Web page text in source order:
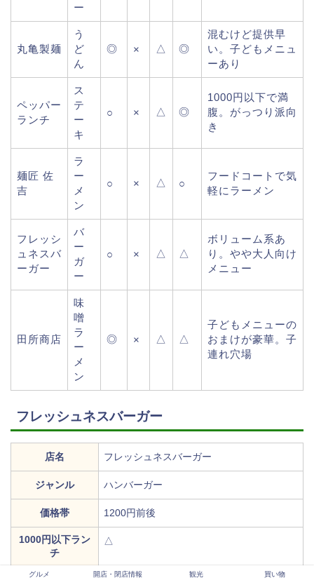
ー
丸亀製麺
う
ど
ん
◎ × △ ◎
混むけど提供早
い。子どもメニュ
ーあり
ペッパー
ランチ
ス
テ
ー
キ
○ × △ ◎
1000円以下で満
腹。がっつり派向
き
麺匠 佐
吉
ラ
ー
メ
ン
○ × △ ○
フードコートで気
軽にラーメン
フレッシ
ュネスバ
ーガー
バ
ー
ガ
ー
○ × △ △
ボリューム系あ
り。やや大人向け
メニュー
田所商店
味
噌
ラ
ー
メ
ン
◎ × △ △
子どもメニューの
おまけが豪華。子
連れ穴場
フレッシュネスバーガー
店名 フレッシュネスバーガー
ジャンル ハンバーガー
価格帯 1200円前後
1000円以下ラン
チ
△
ファミリー向き ★★★★★
グルメ 開店・閉店情報 観光 買い物